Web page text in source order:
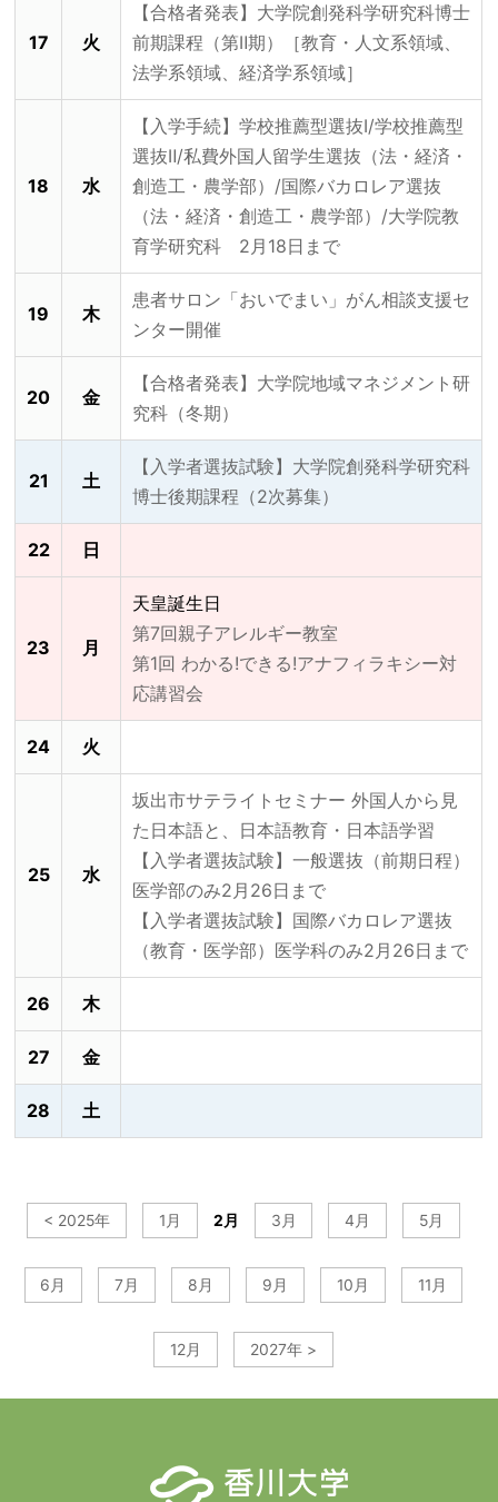
17 火
【合格者発表】大学院創発科学研究科博士
前期課程（第Ⅱ期）［教育・人文系領域、
法学系領域、経済学系領域］
18 水
【入学手続】学校推薦型選抜Ⅰ/学校推薦型
選抜Ⅱ/私費外国人留学生選抜（法・経済・
創造工・農学部）/国際バカロレア選抜
（法・経済・創造工・農学部）/大学院教
育学研究科 2月18日まで
19 木
患者サロン「おいでまい」がん相談支援セ
ンター開催
20 金
【合格者発表】大学院地域マネジメント研
究科（冬期）
21 土
【入学者選抜試験】大学院創発科学研究科
博士後期課程（2次募集）
22 日
23 月
天皇誕生日
第7回親子アレルギー教室
第1回 わかる!できる!アナフィラキシー対
応講習会
24 火
25 水
坂出市サテライトセミナー 外国人から見
た日本語と、日本語教育・日本語学習
【入学者選抜試験】一般選抜（前期日程）
医学部のみ2月26日まで
【入学者選抜試験】国際バカロレア選抜
（教育・医学部）医学科のみ2月26日まで
26 木
27 金
28 土
< 2025年 1月 2月 3月 4月 5月
6月 7月 8月 9月 10月 11月
12月 2027年 >